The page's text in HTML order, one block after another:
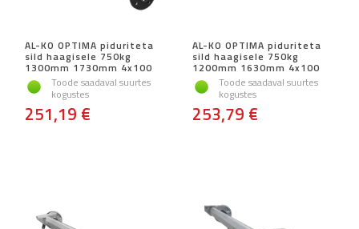
AL-KO OPTIMA piduriteta
sild haagisele 750kg
1300mm 1730mm 4x100
Toode saadaval suurtes
kogustes
251,19 €
AL-KO OPTIMA piduriteta
sild haagisele 750kg
1200mm 1630mm 4x100
Toode saadaval suurtes
kogustes
253,79 €